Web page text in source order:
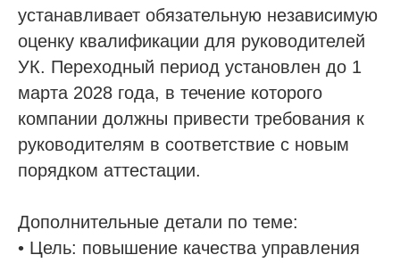
устанавливает обязательную независимую
оценку квалификации для руководителей
УК. Переходный период установлен до 1
марта 2028 года, в течение которого
компании должны привести требования к
руководителям в соответствие с новым
порядком аттестации.
Дополнительные детали по теме:
• Цель: повышение качества управления